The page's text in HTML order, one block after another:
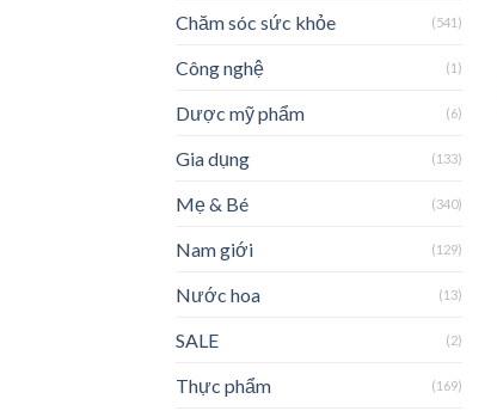
Chăm sóc sức khỏe (541)
Công nghệ (1)
Dược mỹ phẩm (6)
Gia dụng (133)
Mẹ & Bé (340)
Nam giới (129)
Nước hoa (13)
SALE (2)
Thực phẩm (169)